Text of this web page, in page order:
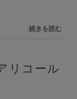
続きを読む
リコール